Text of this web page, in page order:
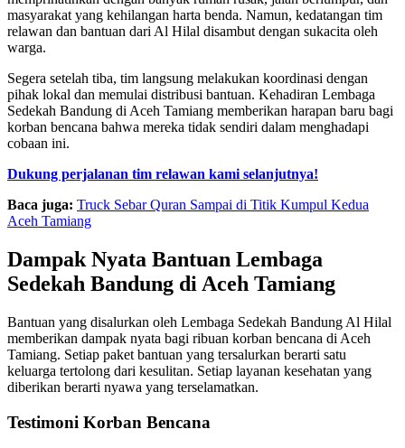
masyarakat yang kehilangan harta benda. Namun, kedatangan tim
relawan dan bantuan dari Al Hilal disambut dengan sukacita oleh
warga.
Segera setelah tiba, tim langsung melakukan koordinasi dengan
pihak lokal dan memulai distribusi bantuan. Kehadiran Lembaga
Sedekah Bandung di Aceh Tamiang memberikan harapan baru bagi
korban bencana bahwa mereka tidak sendiri dalam menghadapi
cobaan ini.
Dukung perjalanan tim relawan kami selanjutnya!
Baca juga: Truck Sebar Quran Sampai di Titik Kumpul Kedua
Aceh Tamiang
Dampak Nyata Bantuan Lembaga
Sedekah Bandung di Aceh Tamiang
Bantuan yang disalurkan oleh Lembaga Sedekah Bandung Al Hilal
memberikan dampak nyata bagi ribuan korban bencana di Aceh
Tamiang. Setiap paket bantuan yang tersalurkan berarti satu
keluarga tertolong dari kesulitan. Setiap layanan kesehatan yang
diberikan berarti nyawa yang terselamatkan.
Testimoni Korban Bencana